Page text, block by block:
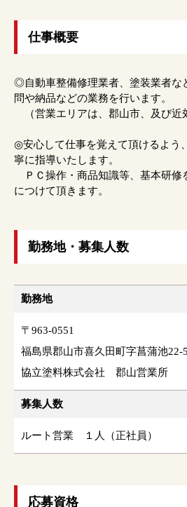
仕事概要
◎自動車整備修理業者、塗装業者な
問や納品などの業務を行います。
（営業エリアは、郡山市、及び近
◎安心して仕事を覚えて頂けるよう
寧に指導いたします。
ＰＣ操作・商品知識等、基本研修
につけて頂きます。
勤務地・募集人数
勤務地
〒963-0551
福島県郡山市喜久田町字菖蒲池22-
協立塗料株式会社 郡山営業所
募集人数
ルート営業 １人（正社員）
応募資格